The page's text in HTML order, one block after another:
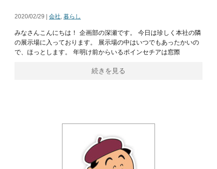
2020/02/29 | 会社, 暮らし
みなさんこんにちは！ 企画部の深瀬です。 今日は珍しく本社の隣
の展示場に入っております。 展示場の中はいつでもあったかいの
で、ほっとします。 年明け前からいるポインセチアは窓際
続きを見る